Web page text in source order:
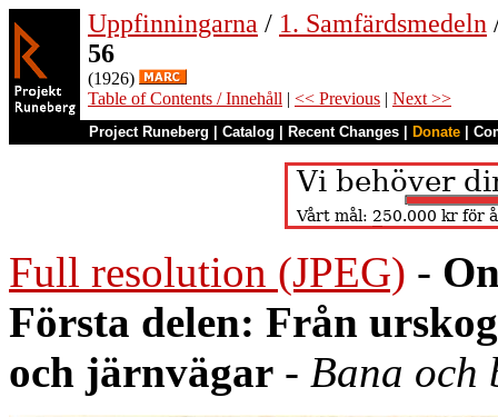
Uppfinningarna / 1. Samfärdsmedeln
56
(1926)
Table of Contents / Innehåll | << Previous | Next >>
Project Runeberg Catalog Recent Changes Donate
Full resolution (JPEG) -
Första delen: Från
och järnvägar - Bana och